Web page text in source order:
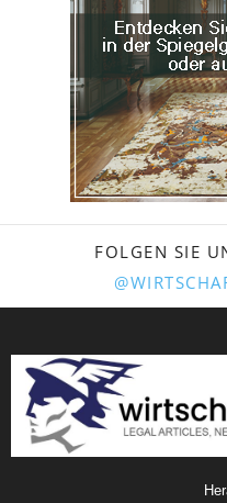
FOLGEN SIE